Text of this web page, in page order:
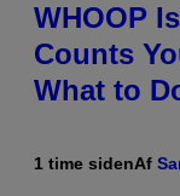
WHOOP
Counts
What to
1 time sidenAf